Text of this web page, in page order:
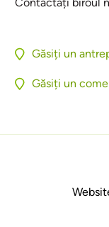
Găsiți un
Găsiți un